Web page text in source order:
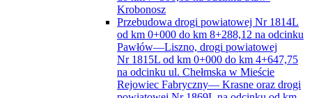
Krobonosz
Przebudowa drogi powiatowej Nr 1814L
od km 0+000 do km 8+288,12 na odcinku
Pawłów—Liszno, drogi powiatowej
Nr 1815L od km 0+000 do km 4+647,75
na odcinku ul. Chełmska w Mieście
Rejowiec Fabryczny— Krasne oraz drogi